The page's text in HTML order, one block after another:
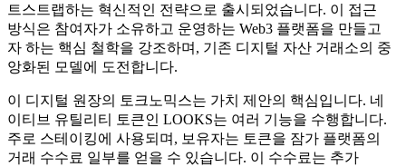
트스트랩하는 혁신적인 전략으로 출시되었습니다. 이 접근
방식은 참여자가 소유하고 운영하는 Web3 플랫폼을 만들고
자 하는 핵심 철학을 강조하며, 기존 디지털 자산 거래소의 중
앙화된 모델에 도전합니다.
이 디지털 원장의 토크노믹스는 가치 제안의 핵심입니다. 네
이티브 유틸리티 토큰인 LOOKS는 여러 기능을 수행합니다.
주로 스테이킹에 사용되며, 보유자는 토큰을 잠가 플랫폼의
거래 수수료 일부를 얻을 수 있습니다. 이 수수료는 추가